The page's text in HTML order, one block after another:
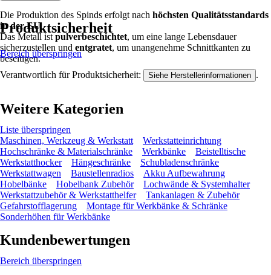
Die Produktion des Spinds erfolgt nach höchsten Qualitätsstandards
in der EU.
Das Metall ist pulverbeschichtet, um eine lange Lebensdauer
sicherzustellen und entgratet, um unangenehme Schnittkanten zu
beseitigen.
Produktsicherheit
Bereich überspringen
Verantwortlich für Produktsicherheit: Siehe Herstellerinformationen .
Weitere Kategorien
Liste überspringen
Maschinen, Werkzeug & Werkstatt
Werkstatteinrichtung
Hochschränke & Materialschränke
Werkbänke
Beistelltische
Werkstatthocker
Hängeschränke
Schubladenschränke
Werkstattwagen
Baustellenradios
Akku Aufbewahrung
Hobelbänke
Hobelbank Zubehör
Lochwände & Systemhalter
Werkstattzubehör & Werkstatthelfer
Tankanlagen & Zubehör
Gefahrstofflagerung
Montage für Werkbänke & Schränke
Sonderhöhen für Werkbänke
Kundenbewertungen
Bereich überspringen